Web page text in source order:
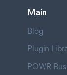
Main
Blog
Plugin
POWR